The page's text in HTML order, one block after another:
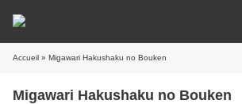
Accueil » Migawari Hakushaku no Bouken
Migawari Hakushaku no Bouken